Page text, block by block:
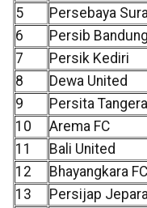
5
Persebaya
6
Persib Bandung
7
Persik Kediri
8
Dewa United
9
Persita
10
Arema FC
11
Bali United
12
Bhayangkara FC
13
Persijap